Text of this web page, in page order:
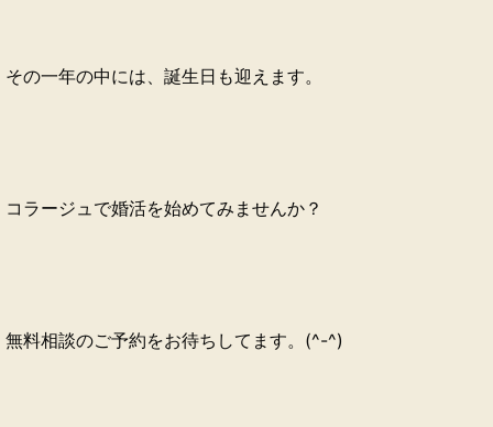
その一年の中には、誕生日も迎えます。
コラージュで婚活を始めてみませんか？
無料相談のご予約をお待ちしてます。(^-^)